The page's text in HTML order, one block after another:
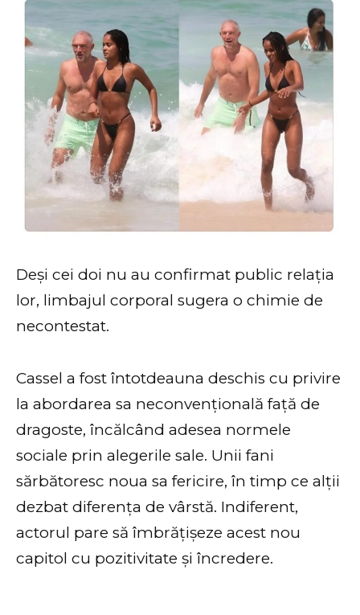
Deși cei doi nu au confirmat public relația
lor, limbajul corporal sugera o chimie de
necontestat.
Cassel a fost întotdeauna deschis cu privire
la abordarea sa neconvențională față de
dragoste, încălcând adesea normele
sociale prin alegerile sale. Unii fani
sărbătoresc noua sa fericire, în timp ce alții
dezbat diferența de vârstă. Indiferent,
actorul pare să îmbrățișeze acest nou
capitol cu pozitivitate și încredere.